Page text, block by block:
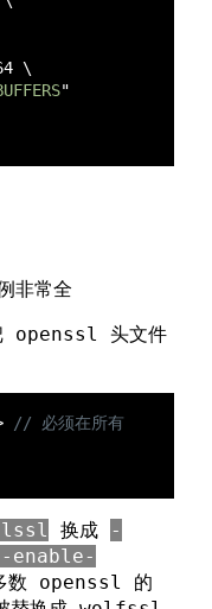
非常全
openssl 头文件
// 必须在所有
换成
-
enable-
多数 openssl 的